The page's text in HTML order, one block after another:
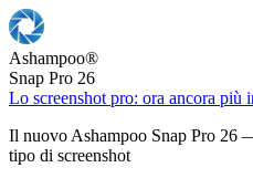
Ashampoo®
Snap Pro 26
Lo screenshot pro: ora ancora più
Il nuovo Ashampoo Snap Pro 26
tipo di screenshot